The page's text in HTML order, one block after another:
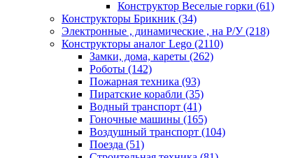
Конструктор Веселые горки (61)
Конструкторы Брикник (34)
Электронные , динамические , на Р/У(218)
Конструкторы аналог Lego (2110)
Замки, дома, кареты (262)
Роботы (142)
Пожарная техника (93)
Пиратские корабли (35)
Водный транспорт (41)
Гоночные машины (165)
Воздушный транспорт (104)
Поезда (51)